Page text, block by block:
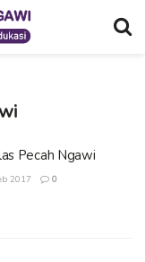
Pecah Ngawi
2017 0